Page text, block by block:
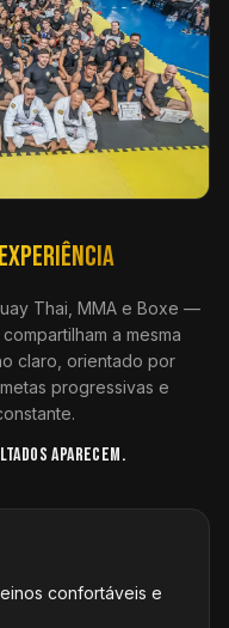
EXPERIÊNCIA
Thai, MMA e Boxe —
a mesma
claro, orientado por
progressivas e
APARECEM.
confortáveis e